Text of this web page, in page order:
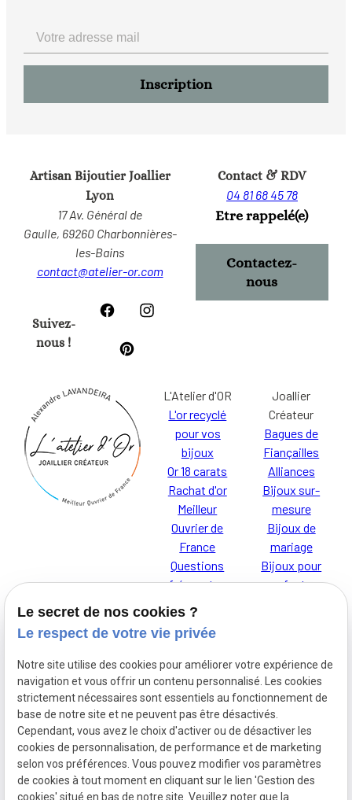
Artisan Bijoutier Joallier
Lyon
17 Av. Général de
Gaulle, 69260 Charbonnières-
les-Bains
contact@atelier-or.com
Suivez-
nous !
Contact & RDV
04 81 68 45 78
Etre rappelé(e)
Contactez-
nous
L'Atelier d'OR
L'or recyclé
pour vos
bijoux
Or 18 carats
Rachat d'or
Meilleur
Ouvrier de
France
Questions
fréquentes
Joallier
Créateur
Bagues de
Fiançailles
Alliances
Bijoux sur-
mesure
Bijoux de
mariage
Bijoux pour
enfants
Je t'AdOR
L'Atelier d'Or,
découvrez nos
bijoux pour
enfants
Mentions
légales
Politique de
confidentialité
Le secret de nos cookies ?
Le respect de votre vie privée
Notre site utilise des cookies pour améliorer votre expérience de
navigation et vous offrir un contenu personnalisé. Les cookies
strictement nécessaires sont essentiels au fonctionnement de
base de notre site et ne peuvent pas être désactivés.
Cependant, vous avez le choix d'activer ou de désactiver les
cookies de personnalisation, de performance et de marketing
selon vos préférences. Vous pouvez modifier vos paramètres
de cookies à tout moment en cliquant sur le lien 'Gestion des
cookies' situé en bas de notre site. Veuillez noter que la